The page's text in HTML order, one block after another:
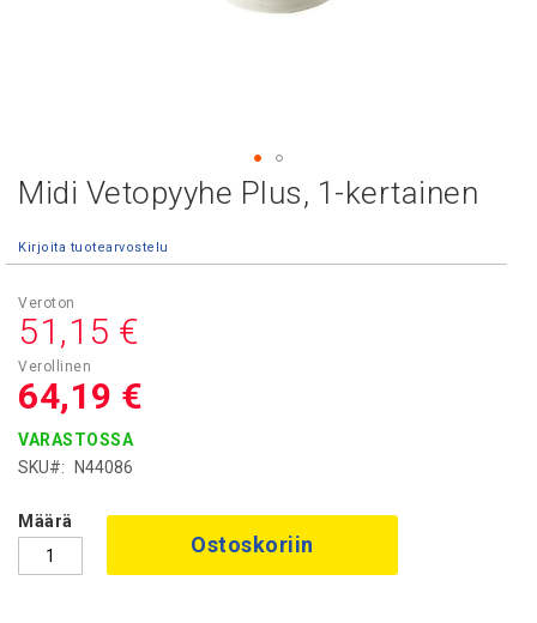
Midi Vetopyyhe Plus, 1-kertainen
Kirjoita tuotearvostelu
64,19 €
51,15 €
VARASTOSSA
SKU
N44086
Määrä
Ostoskoriin
Skip
beginning
the
images
gallery